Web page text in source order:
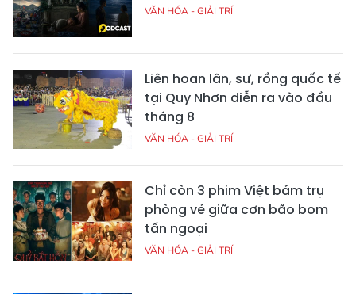
VĂN HÓA - GIẢI TRÍ
Liên hoan lân, sư, rồng quốc tế
tại Quy Nhơn diễn ra vào đầu
tháng 8
VĂN HÓA - GIẢI TRÍ
Chỉ còn 3 phim Việt bám trụ
phòng vé giữa cơn bão bom
tấn ngoại
VĂN HÓA - GIẢI TRÍ